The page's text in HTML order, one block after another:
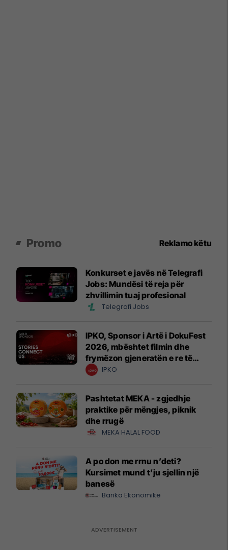
Promo Reklamo këtu
Konkurset e javës në Telegrafi
Jobs: Mundësi të reja për
zhvillimin tuaj profesional
Telegrafi Jobs
IPKO, Sponsor i Artë i DokuFest
2026, mbështet filmin dhe
frymëzon gjeneratën e re të
krijuesve
IPKO
Pashtetat MEKA - zgjedhje
praktike për mëngjes, piknik
dhe rrugë
MEKA HALAL FOOD
A po don me rrnu n’deti?
Kursimet mund t’ju sjellin një
banesë
Banka Ekonomike